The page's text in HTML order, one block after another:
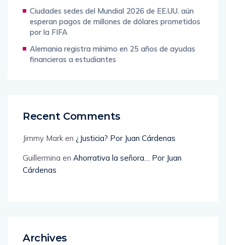
Ciudades sedes del Mundial 2026 de EE.UU. aún
esperan pagos de millones de dólares prometidos
por la FIFA
Alemania registra mínimo en 25 años de ayudas
financieras a estudiantes
Recent Comments
Jimmy Mark en ¿Justicia? Por Juan Cárdenas
Guillermina en Ahorrativa la señora… Por Juan
Cárdenas
Archives